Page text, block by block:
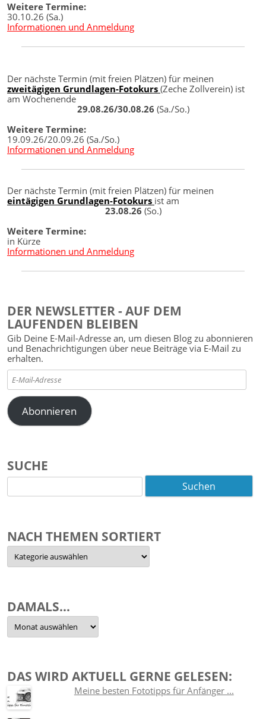
Weitere Termine:
30.10.26 (Sa.)
Informationen und Anmeldung
Der nächste Termin (mit freien Plätzen) für meinen
zweitägigen Grundlagen-Fotokurs (Zeche Zollverein) ist
am Wochenende
29.08.26/30.08.26 (Sa./So.)
Weitere Termine:
19.09.26/20.09.26 (Sa./So.)
Informationen und Anmeldung
Der nächste Termin (mit freien Plätzen) für meinen
eintägigen Grundlagen-Fotokurs ist am
23.08.26 (So.)
Weitere Termine:
in Kürze
Informationen und Anmeldung
DER NEWSLETTER - AUF DEM
LAUFENDEN BLEIBEN
Gib Deine E-Mail-Adresse an, um diesen Blog zu abonnieren
und Benachrichtigungen über neue Beiträge via E-Mail zu
erhalten.
E-
Mail-
Adresse
Abonnieren
SUCHE
Suchen
nach:
NACH THEMEN SORTIERT
Nach
Themen
sortiert
DAMALS…
Damals…
DAS WIRD AKTUELL GERNE GELESEN:
Meine besten Fototipps für Anfänger ...